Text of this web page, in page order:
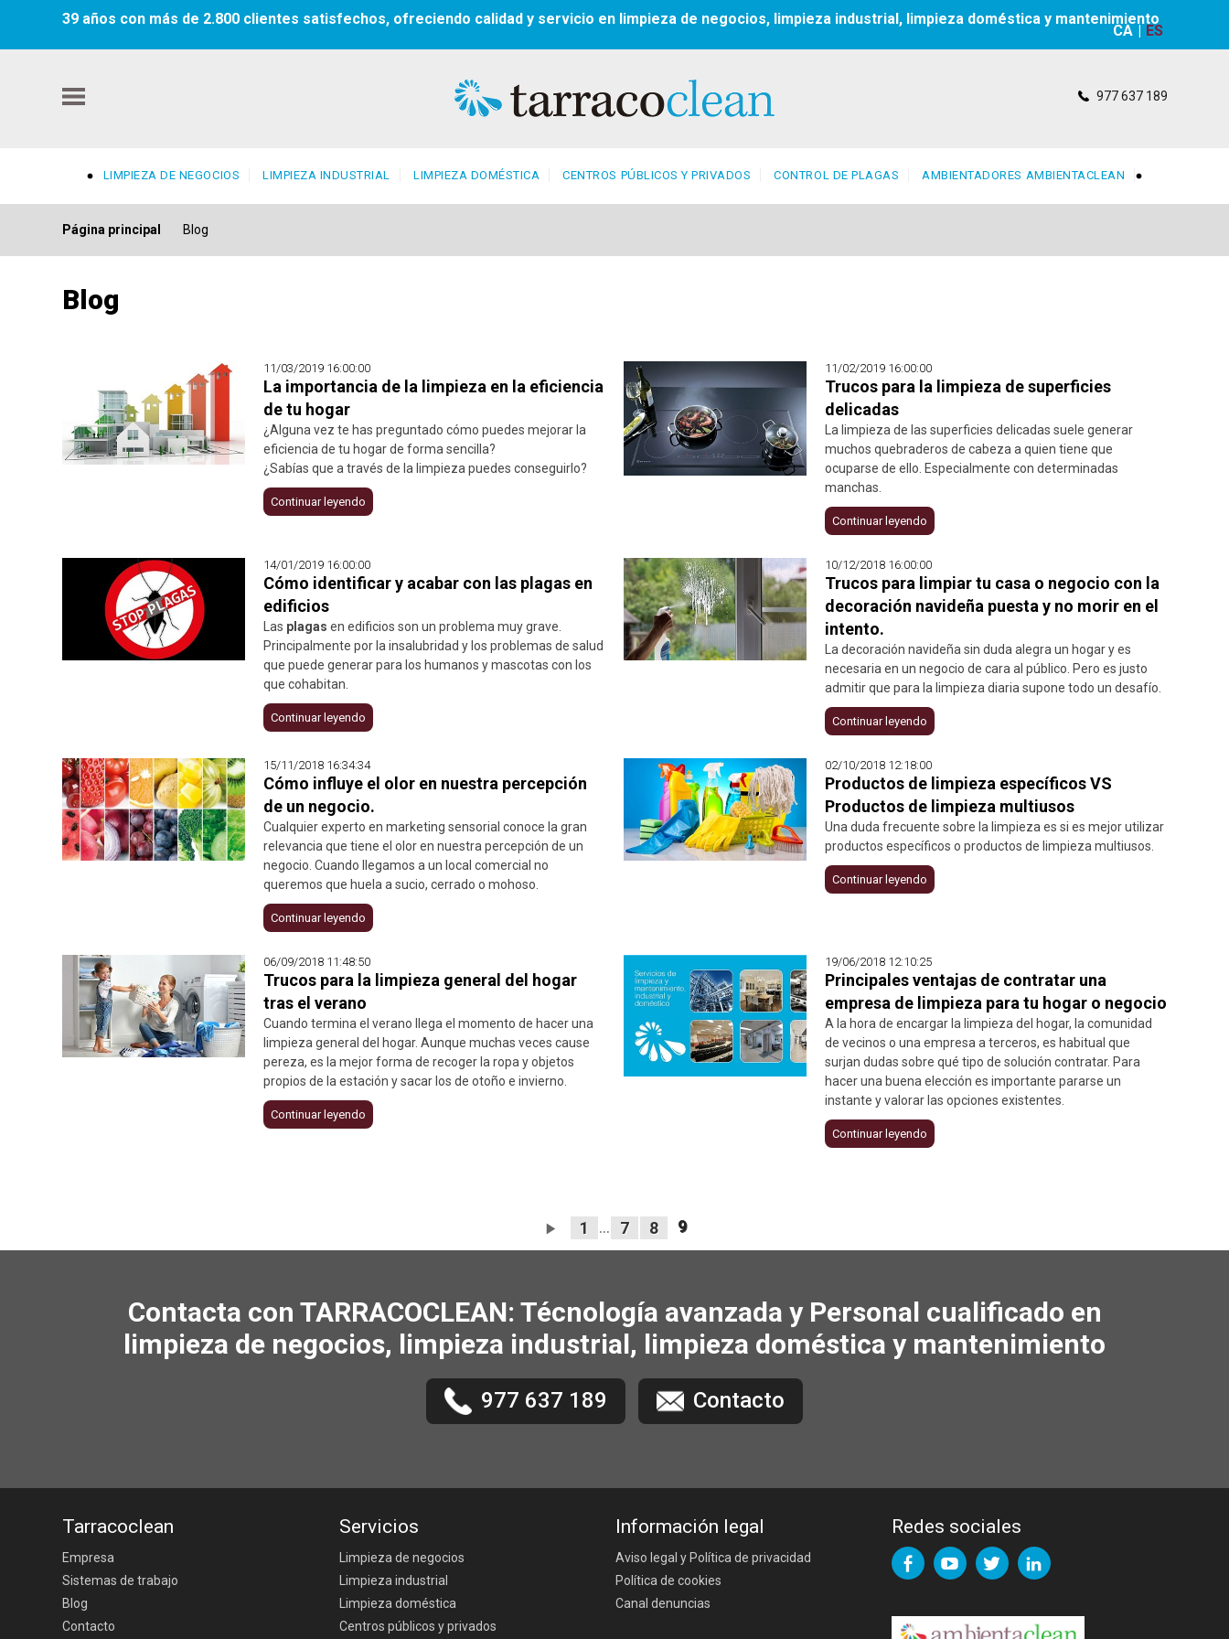
39 años con más de 2.800 clientes satisfechos, ofreciendo calidad y servicio en limpieza de negocios, limpieza industrial, limpieza doméstica y mantenimiento
CA | ES
977 637 189
LIMPIEZA DE NEGOCIOS LIMPIEZA INDUSTRIAL LIMPIEZA DOMÉSTICA CENTROS PÚBLICOS Y PRIVADOS CONTROL DE PLAGAS AMBIENTADORES AMBIENTACLEAN
Página principal Blog
Blog
11/03/2019 16:00:00
La importancia de la limpieza en la eficiencia
de tu hogar
¿Alguna vez te has preguntado cómo puedes mejorar la
eficiencia de tu hogar de forma sencilla?
¿Sabías que a través de la limpieza puedes conseguirlo?
Continuar leyendo
11/02/2019 16:00:00
Trucos para la limpieza de superficies
delicadas
La limpieza de las superficies delicadas suele generar
muchos quebraderos de cabeza a quien tiene que
ocuparse de ello. Especialmente con determinadas
manchas.
Continuar leyendo
14/01/2019 16:00:00
Cómo identificar y acabar con las plagas en
edificios
Las plagas en edificios son un problema muy grave.
Principalmente por la insalubridad y los problemas de salud
que puede generar para los humanos y mascotas con los
que cohabitan.
Continuar leyendo
10/12/2018 16:00:00
Trucos para limpiar tu casa o negocio con la
decoración navideña puesta y no morir en el
intento.
La decoración navideña sin duda alegra un hogar y es
necesaria en un negocio de cara al público. Pero es justo
admitir que para la limpieza diaria supone todo un desafío.
Continuar leyendo
15/11/2018 16:34:34
Cómo influye el olor en nuestra percepción
de un negocio.
Cualquier experto en marketing sensorial conoce la gran
relevancia que tiene el olor en nuestra percepción de un
negocio. Cuando llegamos a un local comercial no
queremos que huela a sucio, cerrado o mohoso.
Continuar leyendo
02/10/2018 12:18:00
Productos de limpieza específicos VS
Productos de limpieza multiusos
Una duda frecuente sobre la limpieza es si es mejor utilizar
productos específicos o productos de limpieza multiusos.
Continuar leyendo
06/09/2018 11:48:50
Trucos para la limpieza general del hogar
tras el verano
Cuando termina el verano llega el momento de hacer una
limpieza general del hogar. Aunque muchas veces cause
pereza, es la mejor forma de recoger la ropa y objetos
propios de la estación y sacar los de otoño e invierno.
Continuar leyendo
19/06/2018 12:10:25
Principales ventajas de contratar una
empresa de limpieza para tu hogar o negocio
A la hora de encargar la limpieza del hogar, la comunidad
de vecinos o una empresa a terceros, es habitual que
surjan dudas sobre qué tipo de solución contratar. Para
hacer una buena elección es importante pararse un
instante y valorar las opciones existentes.
Continuar leyendo
1 ... 7 8 9
Contacta con TARRACOCLEAN: Técnología avanzada y Personal cualificado en
limpieza de negocios, limpieza industrial, limpieza doméstica y mantenimiento
977 637 189 Contacto
Tarracoclean
Empresa
Sistemas de trabajo
Blog
Contacto
Servicios
Limpieza de negocios
Limpieza industrial
Limpieza doméstica
Centros públicos y privados
Información legal
Aviso legal y Política de privacidad
Política de cookies
Canal denuncias
Redes sociales